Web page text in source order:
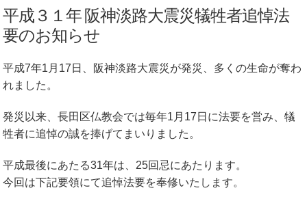
平成３１年 阪神淡路大震災犠牲者追悼法
要のお知らせ
平成7年1月17日、阪神淡路大震災が発災、多くの生命が奪わ
れました。
発災以来、長田区仏教会では毎年1月17日に法要を営み、犠
牲者に追悼の誠を捧げてまいりました。
平成最後にあたる31年は、25回忌にあたります。
今回は下記要領にて追悼法要を奉修いたします。